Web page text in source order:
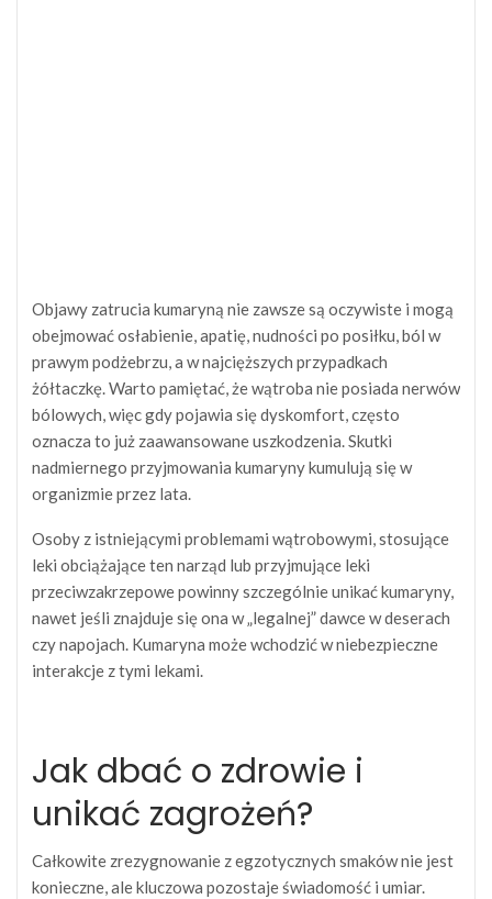
Objawy zatrucia kumaryną nie zawsze są oczywiste i mogą
obejmować osłabienie, apatię, nudności po posiłku, ból w
prawym podżebrzu, a w najcięższych przypadkach
żółtaczkę. Warto pamiętać, że wątroba nie posiada nerwów
bólowych, więc gdy pojawia się dyskomfort, często
oznacza to już zaawansowane uszkodzenia. Skutki
nadmiernego przyjmowania kumaryny kumulują się w
organizmie przez lata.
Osoby z istniejącymi problemami wątrobowymi, stosujące
leki obciążające ten narząd lub przyjmujące leki
przeciwzakrzepowe powinny szczególnie unikać kumaryny,
nawet jeśli znajduje się ona w „legalnej” dawce w deserach
czy napojach. Kumaryna może wchodzić w niebezpieczne
interakcje z tymi lekami.
Jak dbać o zdrowie i
unikać zagrożeń?
Całkowite zrezygnowanie z egzotycznych smaków nie jest
konieczne, ale kluczowa pozostaje świadomość i umiar.